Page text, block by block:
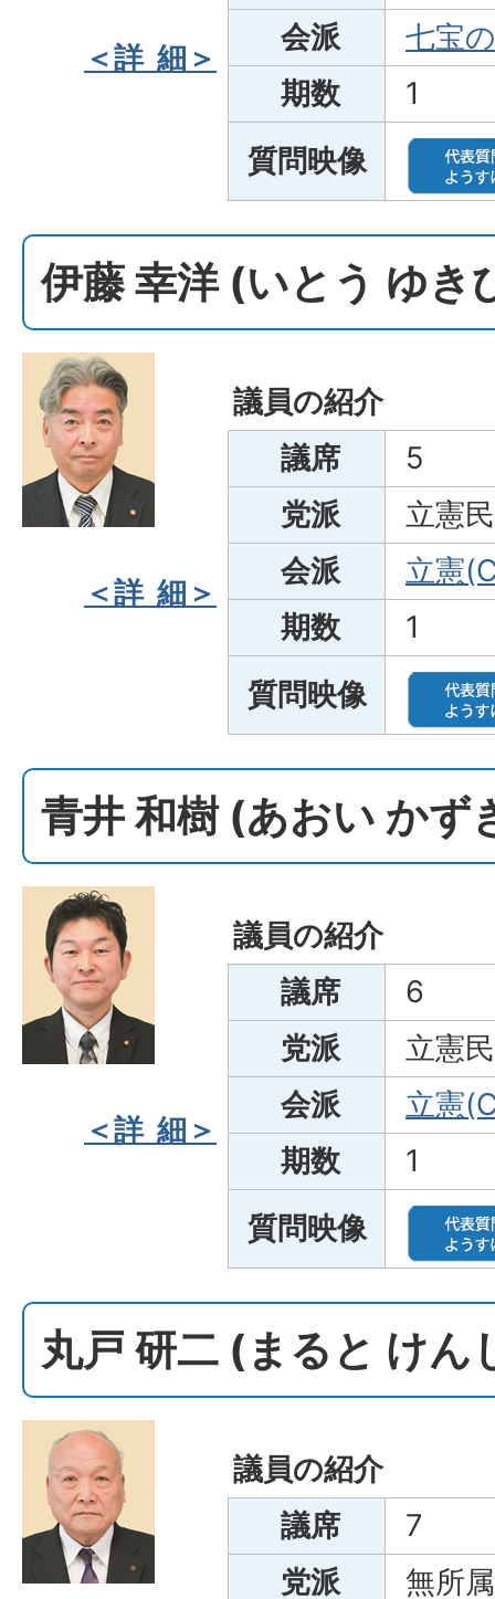
＜詳 細＞
会派
七宝
期数
1
質問映像
伊藤 幸洋 (いとう ゆき
＜詳 細＞
議員の紹介
議席
5
党派
立憲
会派
立憲
期数
1
質問映像
青井 和樹 (あおい かず
＜詳 細＞
議員の紹介
議席
6
党派
立憲
会派
立憲
期数
1
質問映像
丸戸 研二 (まると けん
議員の紹介
議席
7
党派
無所属